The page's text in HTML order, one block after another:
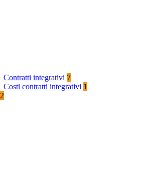
Contratti integrativi 7
Costi contratti integrativi 1
2